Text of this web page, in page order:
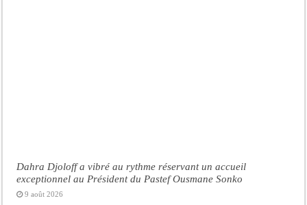
Dahra Djoloff a vibré au rythme réservant un accueil
exceptionnel au Président du Pastef Ousmane Sonko
9 août 2026